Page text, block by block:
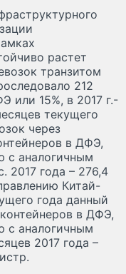
растет
транзитом
212
или 15%, в 2017 г.-
текущего
через
в ДФЭ,
с аналогичным
2017 года – 276,4
Китай-
года данный
в ДФЭ,
с аналогичным
2017 года –